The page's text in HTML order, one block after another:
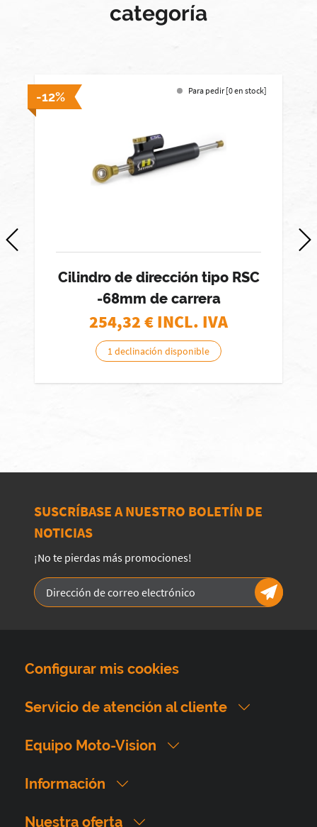
categoría
-12% Para pedir [0 en stock]
Cilindro de dirección tipo RSC
-68mm de carrera
254,32 € INCL. IVA
1 declinación disponible
SUSCRÍBASE A NUESTRO BOLETÍN DE
NOTICIAS
¡No te pierdas más promociones!
Configurar mis cookies
Servicio de atención al cliente
Equipo Moto-Vision
Información
Nuestra oferta